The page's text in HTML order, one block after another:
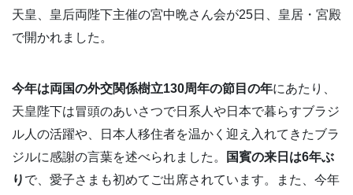
天皇、皇后両陛下主催の宮中晩さん会が25日、皇居・宮殿
で開かれました。
今年は両国の外交関係樹立130周年の節目の年にあたり、
天皇陛下は冒頭のあいさつで日系人や日本で暮らすブラジ
ル人の活躍や、日本人移住者を温かく迎え入れてきたブラ
ジルに感謝の言葉を述べられました。
国賓の来日は6年ぶ
り で、愛子さまも初めてご出席されています。また、今年